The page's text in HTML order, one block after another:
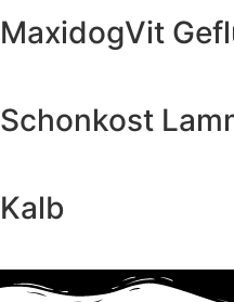
MaxidogVit
Schonkost
Kalb